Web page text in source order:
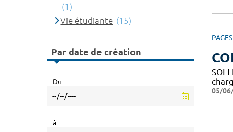
PAGES
05/
(1)
Vie étudiante (15)
Par date de création
Du
à